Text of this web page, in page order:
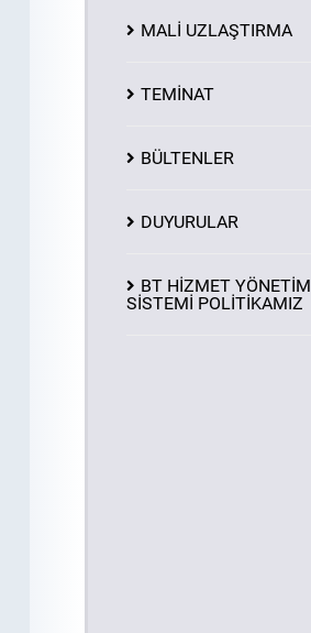
MALİ UZLAŞTIRMA
TEMİNAT
BÜLTENLER
DUYURULAR
BT HİZMET YÖNETİM
SİSTEMİ POLİTİKAMIZ